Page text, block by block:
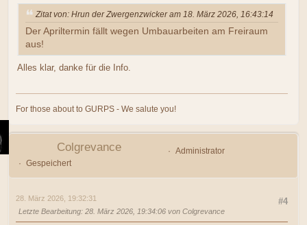
Zitat von: Hrun der Zwergenzwicker am 18. März 2026, 16:43:14
Der Apriltermin fällt wegen Umbauarbeiten am Freiraum
aus!
Alles klar, danke für die Info.
For those about to GURPS - We salute you!
Colgrevance
Administrator
Gespeichert
#4
28. März 2026, 19:32:31
Letzte Bearbeitung: 28. März 2026, 19:34:06 von Colgrevance